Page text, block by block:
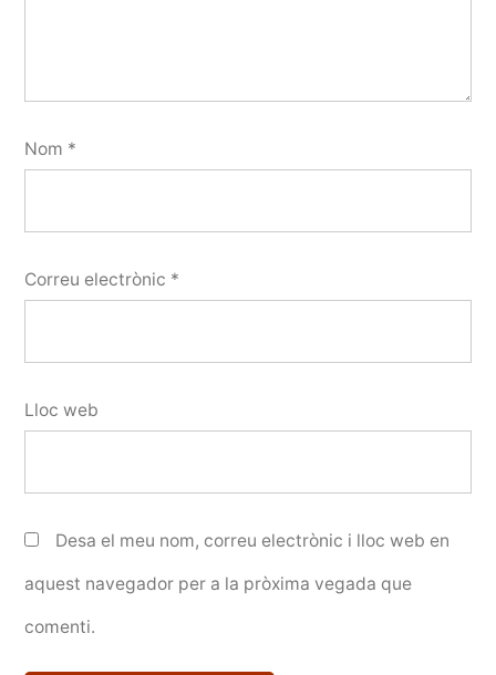
Nom *
Correu electrònic *
Lloc web
Desa el meu nom, correu electrònic i lloc web en
aquest navegador per a la pròxima vegada que
comenti.